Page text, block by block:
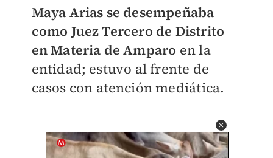
Maya Arias se desempeñaba
como Juez Tercero de Distrito
en Materia de Amparo en la
entidad; estuvo al frente de
casos con atención mediática.